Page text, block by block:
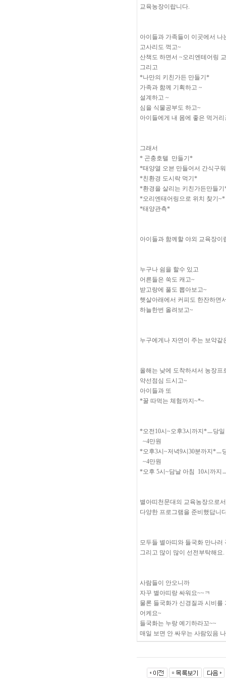
교육농장이랍니다.
아이들과 가족들이 이곳에서 나
고사리도 꺽고~
산책도 하면서 ~오리엔테어링
그리고
*나만의 키친가든 만들기*
가족과 함께 기획하고 ~
설계하고 ~
심을 식물공부도 하고~
아이들에게 내 몸에 좋은 먹거
그래서
* 곤충호텔 만들기*
*태양열 오븐 만들어서 간식구
*친환경 도시락 먹기*
*환경을 살리는 키친가든만들
*오리엔태어링으로 위치 찾기~*
*태양관측*
아이들과 함께할 야외 교육장이
누구나 쉼을 할수 있고
어른들은 쑥도 캐고~
받고랑에 풀도 뽑아보고~
햇살아래에서 커피도 한잔하면
하늘한번 올려보고~
누구에게나 자연이 주는 보약같
올해는 낮에 도착하셔서 농장프
약선점심 드시고~
아이들과 또
*꿀 따먹는 체험까지~*~
*오전10시~오후3시까지*ㅡ당일
~4만원
*오후3시~저녁9시30분까지*ㅡ
~4만원
*오후 5시~담날 아침 10시까지
별아띠천문대의 교육농장으로서
다양한 프로그램을 준비했답니
모두들 별아띠와 들국화 만나러
그리고 많이 많이 선전부탁해요.
사람들이 안오니까
자꾸 별아띠랑 싸워요~~ㅋ
물론 들국화가 신경질과 시비
어케요~
들국화는 누랑 예기하라꼬~~
매일 보면 안 싸우는 사람있음